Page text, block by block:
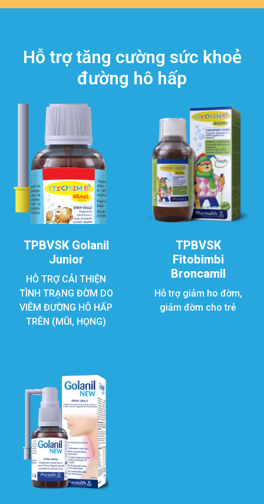
Hỗ trợ tăng cường sức khoẻ
đường hô hấp
TPBVSK Golanil
Junior
HỖ TRỢ CẢI THIỆN
TÌNH TRẠNG ĐỜM DO
VIÊM ĐƯỜNG HÔ HẤP
TRÊN (MŨI, HỌNG)
TPBVSK
Fitobimbi
Broncamil
Hỗ trợ giảm ho đờm,
giảm đờm cho trẻ